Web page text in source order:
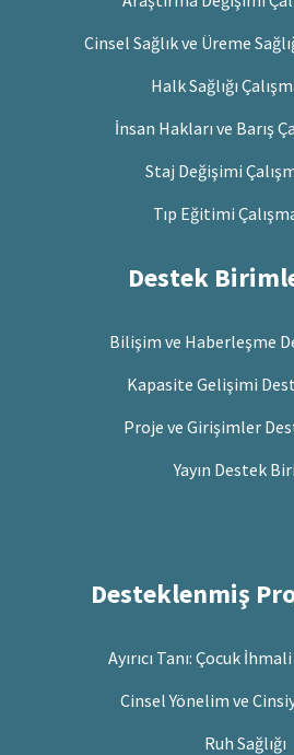
Cinsel Sağlık ve Üreme
Halk Sağlığı
İnsan Hakları ve Barış
Staj Değişimi
Tıp Eğitimi
Destek
Bilişim ve Haberleşme
Kapasite Gelişimi
Proje ve Girişimler
Yayın Destek
Desteklenmiş
Ayırıcı Tanı: Çocuk
Cinsel Yönelim ve
Ruh Sağlığı